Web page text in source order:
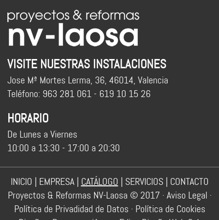
VISITE NUESTRAS INSTALACIONES
Jose Mª Mortes Lerma, 36, 46014, Valencia
Teléfono: 963 281 061 - 619 10 15 26
HORARIO
De Lunes a Viernes
10:00 a 13:30 - 17:00 a 20:30
INICIO | EMPRESA | CATÁLOGO | SERVICIOS | CONTACTO
Proyectos & Reformas NV-Laosa © 2017 · Aviso Legal ·
Política de Privadidad de Datos · Política de Cookies